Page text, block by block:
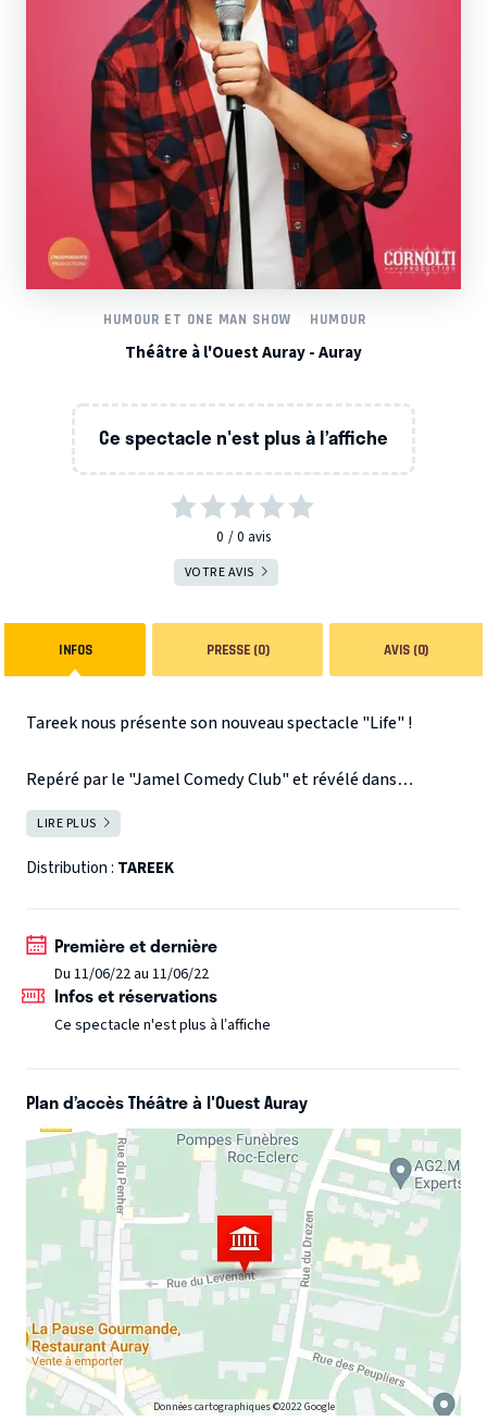
HUMOUR ET ONE MAN SHOW HUMOUR
Théâtre à l'Ouest Auray - Auray
Ce spectacle n'est plus à l’affiche
0 0 avis
VOTRE AVIS
INFOS PRESSE (0) AVIS (0)
Tareek nous présente son nouveau spectacle "Life" !
Repéré par le "Jamel Comedy Club" et révélé dans
l'émission "La France a un incroyable talent" sur M6, il
s'impose comme une référence incontournable parmi les
humoristes du moment.
interaction avec son public, Tareek nous parle avec
légèreté de sa vie de papa célibataire divorcé et nous
propose chaque soir un spectacle différent.
LIRE PLUS
Distribution : TAREEK
Première et dernière
Du 11/06/22 au 11/06/22
Infos et réservations
Ce spectacle n'est plus à l’affiche
Plan d’accès Théâtre à l'Ouest Auray
Données cartographiques ©2022 Google